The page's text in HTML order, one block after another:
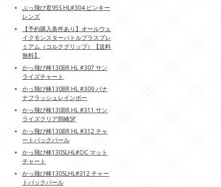
ぶっ飛び君95S HL#304 ピンキー
レンズ
【予約購入条件あり】オールウェ
イクモンスターバトルプラスプレ
ミアム（コルクグリップ）【送料
無料】
かっ飛び棒130BR HL #307 サン
ライズチャート
かっ飛び棒130BR HL #309 バナ
ナフラッシュレインボー
かっ飛び棒130BR HL #311 サン
ライズクリア岡崎SP
かっ飛び棒130BR HL #312 チャ
ートバックパール
かっ飛び棒130SLHL#OC マット
チャート
かっ飛び棒130SLHL#312 チャー
トバックパール